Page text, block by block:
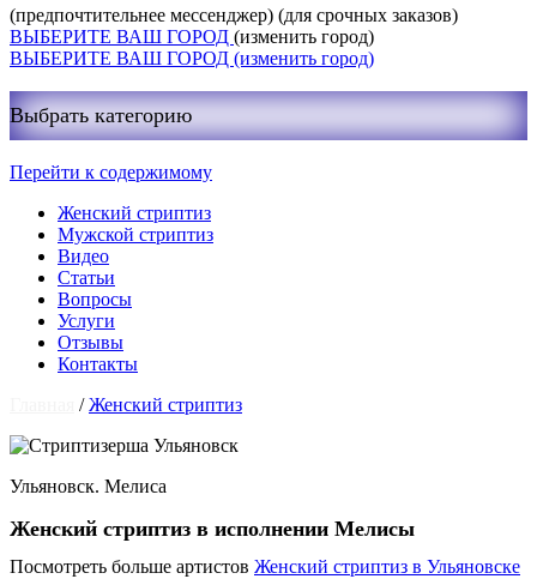
(предпочтительнее мессенджер) (для срочных заказов)
ВЫБЕРИТЕ ВАШ ГОРОД (изменить город)
ВЫБЕРИТЕ ВАШ ГОРОД (изменить город)
Выбрать категорию
Перейти к содержимому
Женский стриптиз
Мужской стриптиз
Видео
Статьи
Вопросы
Услуги
Отзывы
Контакты
/Женский стриптиз
Ульяновск. Мелиса
Женский стриптиз в исполнении Мелисы
Посмотреть больше артистов Женский стриптиз в Ульяновске